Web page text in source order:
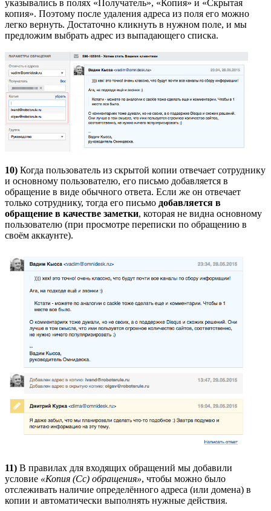
указывались в полях «Получатель», «Копия» и «Скрытая
копия». Поэтому после удаления адреса из поля его можно
легко вернуть. Достаточно кликнуть в нужном поле, и мы
предложим выбрать адрес из выпадающего списка.
10) Когда пользователь из скрытой копии отвечает сотруднику
и основному пользователю, его письмо добавляется в
обращение в виде обычного ответа. Если же он отвечает
только сотруднику, тогда его письмо добавляется в
обращение в качестве заметки, которая не видна основному
пользователю (при просмотре переписки по обращению в
своём аккаунте).
11) В правилах для входящих обращений мы добавили
условие «Копия (Cc) обращения», чтобы можно было
отслеживать наличие определённого адреса (или домена) в
копии и автоматически выполнять нужные действия.